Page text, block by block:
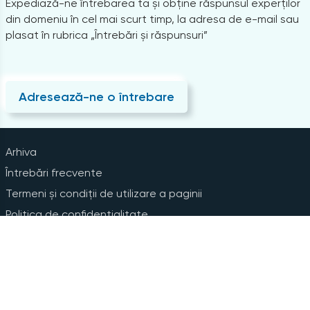
Expediază-ne întrebarea ta și obține răspunsul experților
din domeniu în cel mai scurt timp, la adresa de e-mail sau
plasat în rubrica „Întrebări și răspunsuri”
Adresează-ne o întrebare
Arhiva
Întrebări frecvente
Termeni și condiții de utilizare a paginii
Politica de confidențialitate